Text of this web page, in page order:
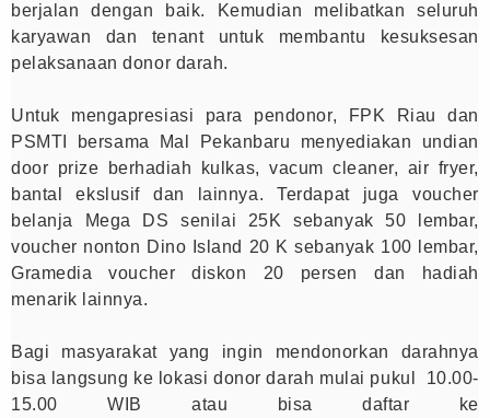
berjalan dengan baik. Kemudian melibatkan seluruh
karyawan dan tenant untuk membantu kesuksesan
pelaksanaan donor darah.
Untuk mengapresiasi para pendonor, FPK Riau dan
PSMTI bersama Mal Pekanbaru menyediakan undian
door prize berhadiah kulkas, vacum cleaner, air fryer,
bantal ekslusif dan lainnya. Terdapat juga voucher
belanja Mega DS senilai 25K sebanyak 50 lembar,
voucher nonton Dino Island 20 K sebanyak 100 lembar,
Gramedia voucher diskon 20 persen dan hadiah
menarik lainnya.
Bagi masyarakat yang ingin mendonorkan darahnya
bisa langsung ke lokasi donor darah mulai pukul 10.00-
15.00 WIB atau bisa daftar ke